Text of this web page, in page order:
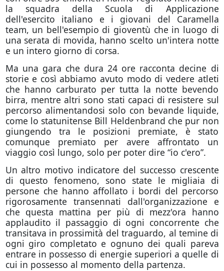
la squadra della Scuola di Applicazione
dell'esercito italiano e i giovani del Caramella
team, un bell'esempio di gioventù che in luogo di
una serata di movida, hanno scelto un'intera notte
e un intero giorno di corsa.
Ma una gara che dura 24 ore racconta decine di
storie e così abbiamo avuto modo di vedere atleti
che hanno carburato per tutta la notte bevendo
birra, mentre altri sono stati capaci di resistere sul
percorso alimentandosi solo con bevande liquide,
come lo statunitense Bill Heldenbrand che pur non
giungendo tra le posizioni premiate, è stato
comunque premiato per avere affrontato un
viaggio così lungo, solo per poter dire “io c'ero”.
Un altro motivo indicatore del successo crescente
di questo fenomeno, sono state le migliaia di
persone che hanno affollato i bordi del percorso
rigorosamente transennati dall'organizzazione e
che questa mattina per più di mezz'ora hanno
applaudito il passaggio di ogni concorrente che
transitava in prossimità del traguardo, al temine di
ogni giro completato e ognuno dei quali pareva
entrare in possesso di energie superiori a quelle di
cui in possesso al momento della partenza.